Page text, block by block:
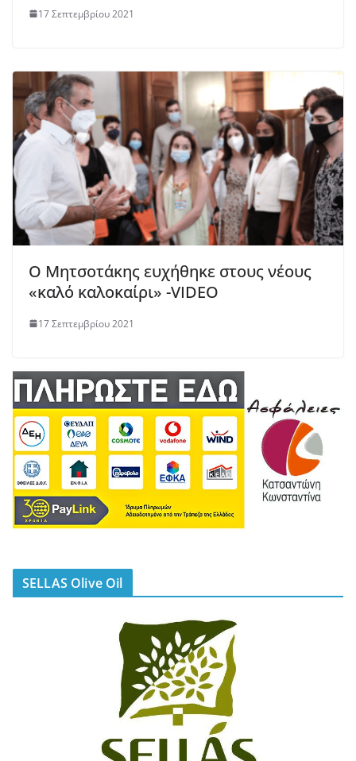
17 Σεπτεμβρίου 2021
Ο Μητσοτάκης ευχήθηκε στους νέους
«καλό καλοκαίρι» -VIDEO
17 Σεπτεμβρίου 2021
SELLAS Olive Oil